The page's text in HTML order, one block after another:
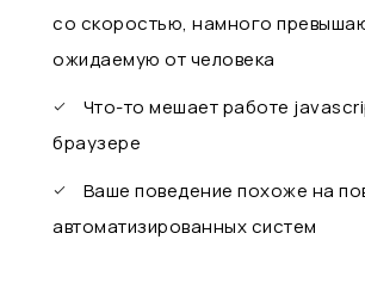
со скоростью, намного
ожидаемую от человека
Что-то мешает работе
браузере
Ваше поведение похоже на
автоматизированных систем